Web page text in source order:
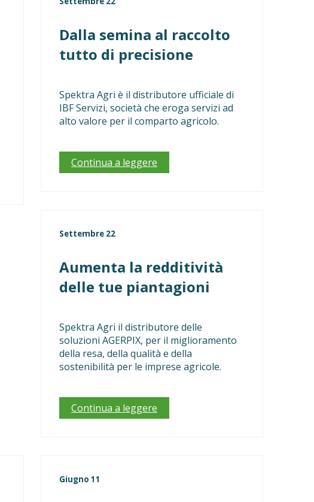
Dalla semina al raccolto
tutto di precisione
Spektra Agri è il distributore ufficiale di
IBF Servizi, società che eroga servizi ad
alto valore per il comparto agricolo.
Continua a leggere
Settembre 22
Aumenta la redditività
delle tue piantagioni
Spektra Agri il distributore delle
soluzioni AGERPIX, per il miglioramento
della resa, della qualità e della
sostenibilità per le imprese agricole.
Continua a leggere
Giugno 11